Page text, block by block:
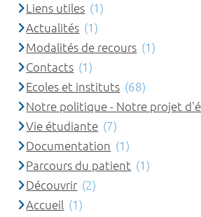
Liens utiles (1)
Actualités (1)
Modalités de recours (1)
Contacts (1)
Ecoles et instituts (68)
Notre politique - Notre projet
Vie étudiante (7)
Documentation (1)
Parcours du patient (1)
Découvrir (2)
Accueil (1)